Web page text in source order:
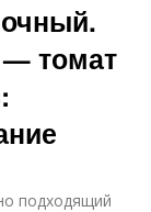
— томат
подходящий